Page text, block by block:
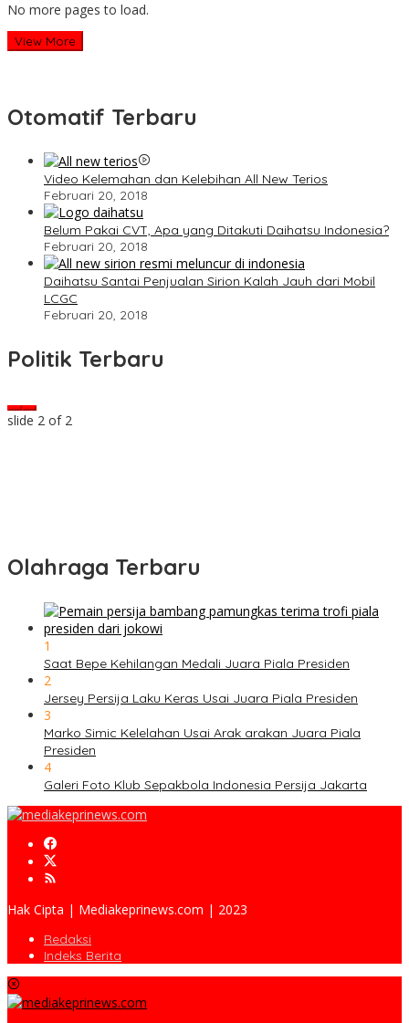
No more pages to load.
View More
Otomatif Terbaru
Video Kelemahan dan Kelebihan All New Terios
Februari 20, 2018
Belum Pakai CVT, Apa yang Ditakuti Daihatsu Indonesia?
Februari 20, 2018
Daihatsu Santai Penjualan Sirion Kalah Jauh dari Mobil
LCGC
Februari 20, 2018
Politik Terbaru
slide 2 of 2
Olahraga Terbaru
1
Saat Bepe Kehilangan Medali Juara Piala Presiden
2
Jersey Persija Laku Keras Usai Juara Piala Presiden
3
Marko Simic Kelelahan Usai Arak arakan Juara Piala
Presiden
4
Galeri Foto Klub Sepakbola Indonesia Persija Jakarta
Hak Cipta | Mediakeprinews.com | 2023
Redaksi
Indeks Berita